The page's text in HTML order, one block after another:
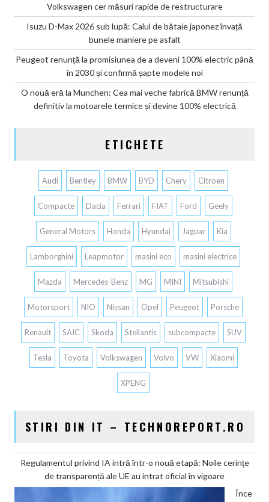
Volkswagen cer măsuri rapide de restructurare
Isuzu D-Max 2026 sub lupă: Calul de bătaie japonez învață
bunele maniere pe asfalt
Peugeot renunță la promisiunea de a deveni 100% electric până
în 2030 și confirmă șapte modele noi
O nouă eră la Munchen: Cea mai veche fabrică BMW renunță
definitiv la motoarele termice și devine 100% electrică
ETICHETE
Audi Bentley BMW BYD Chery Citroen
Compacte Dacia Ferrari FIAT Ford Geely
General Motors Honda Hyundai Jaguar Kia
Lamborghini Leapmotor masini eco masini electrice
Mazda Mercedes-Benz MG MINI Mitsubishi
Motorsport NIO Nissan Opel Peugeot Porsche
Renault SAIC Skoda Stellantis subcompacte SUV
Tesla Toyota Volkswagen Volvo VW Xiaomi
XPENG
STIRI DIN IT – TECHNOREPORT.RO
Regulamentul privind IA intră într-o nouă etapă: Noile cerințe
de transparență ale UE au intrat oficial în vigoare
Înce